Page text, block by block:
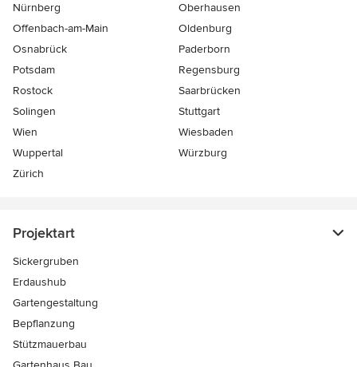
Nürnberg
Oberhausen
Offenbach-am-Main
Oldenburg
Osnabrück
Paderborn
Potsdam
Regensburg
Rostock
Saarbrücken
Solingen
Stuttgart
Wien
Wiesbaden
Wuppertal
Würzburg
Zürich
Projektart
Sickergruben
Erdaushub
Gartengestaltung
Bepflanzung
Stützmauerbau